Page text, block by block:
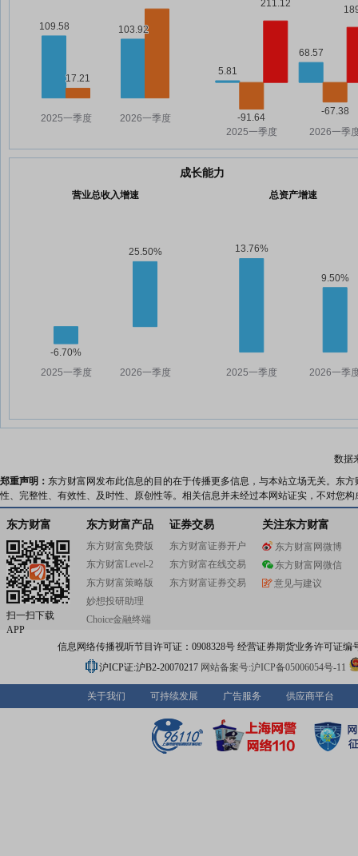
成长能力
营业总收入增速 总资产增速
数据
郑重声明： 东方财富网发布此信息的目的在于传播更多信息，与本站立场无关。东
性、完整性、有效性、及时性、原创性等。相关信息并未经过本网站证实，不对您
东方财富
扫一扫下载
APP
东方财富产品
东方财富免费版
东方财富Level-2
东方财富策略版
妙想投研助理
Choice金融终端
证券交易
东方财富证券开户
东方财富在线交易
东方财富证券交易
关注东方财富
东方财富网微博
东方财富网微信
意见与建议
信息网络传播视听节目许可证：0908328号 经营证券期货业务许可证编
沪ICP证:沪B2-20070217 网站备案号:沪ICP备05006054号-11
关于我们 可持续发展 广告服务 供应商平台